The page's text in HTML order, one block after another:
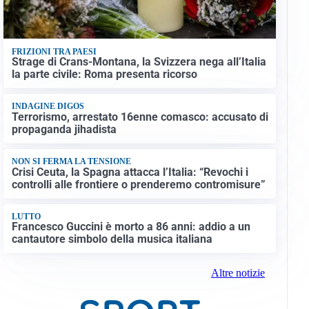
FRIZIONI TRA PAESI
Strage di Crans-Montana, la Svizzera nega all’Italia
la parte civile: Roma presenta ricorso
INDAGINE DIGOS
Terrorismo, arrestato 16enne comasco: accusato di
propaganda jihadista
NON SI FERMA LA TENSIONE
Crisi Ceuta, la Spagna attacca l’Italia: “Revochi i
controlli alle frontiere o prenderemo contromisure”
LUTTO
Francesco Guccini è morto a 86 anni: addio a un
cantautore simbolo della musica italiana
Altre notizie